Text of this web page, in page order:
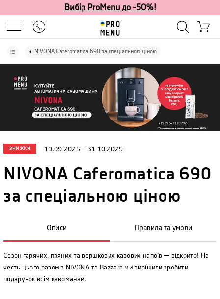
Вибір ProMenu до -50%!
NIVONA Caferomatica 690 за спеціальною ціною
ЗНИЖКИ 19.09.2025— 31.10.2025
NIVONA Caferomatica 690
за спеціальною ціною
Описи Правила та умови
Сезон гарячих, пряних та вершкових кавових напоїв — відкрито! На
честь цього разом з NIVONA та Bazzara ми вирішили зробити
подарунок всім кавоманам.